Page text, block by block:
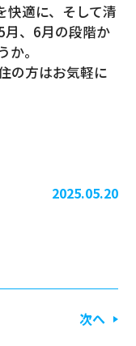
快適に、そして清
月、6月の段階か
。
の方はお気軽に
2025.05.20
次へ